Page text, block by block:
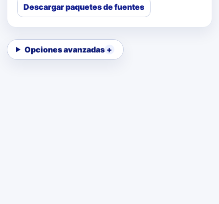
Descargar paquetes de fuentes
Opciones avanzadas